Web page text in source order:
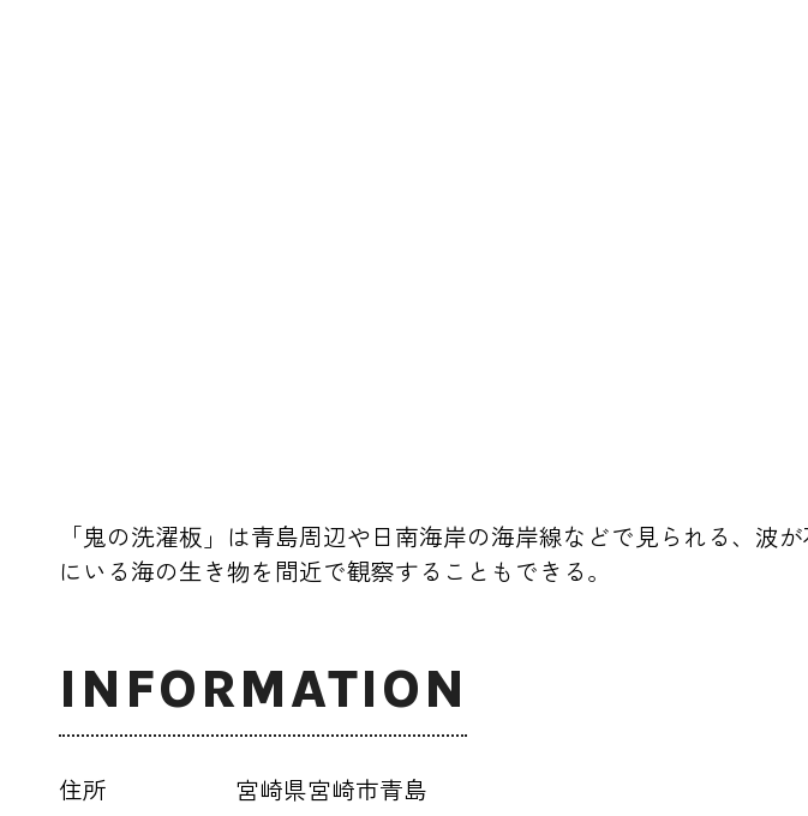
「鬼の洗濯板」は青島周辺や日南海岸の海岸線などで見られる、
にいる海の生き物を間近で観察することもできる。
INFORMATION
住所 宮崎県宮崎市青島